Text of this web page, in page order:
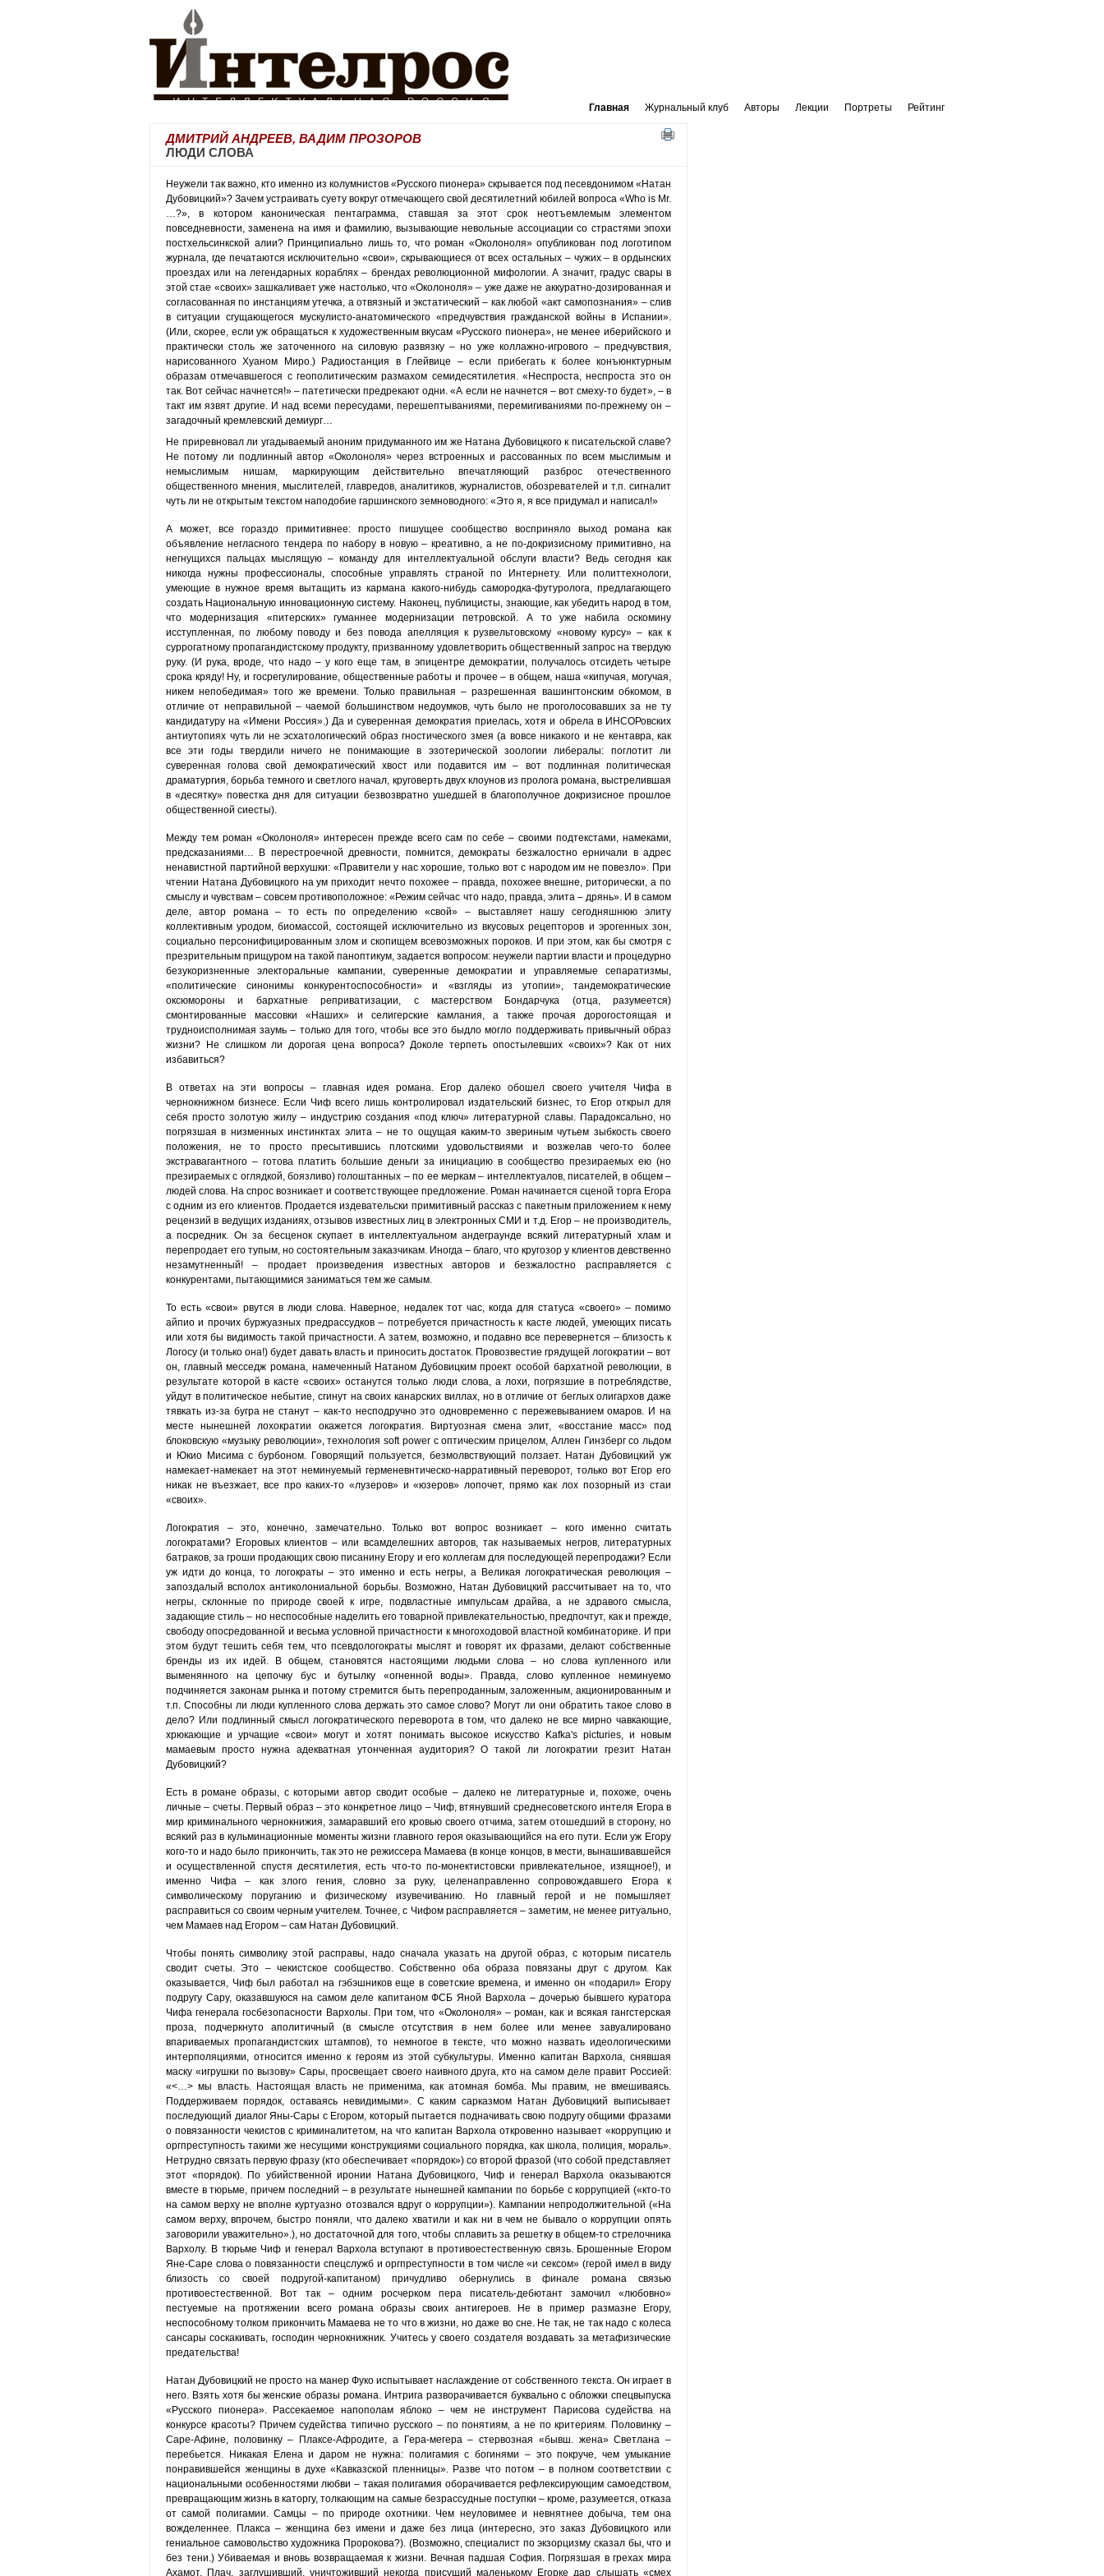
Главная Журнальный клуб Авторы Лекции Портреты Рейтинг
ДМИТРИЙ АНДРЕЕВ, ВАДИМ ПРОЗОРОВ
ЛЮДИ СЛОВА
Неужели так важно, кто именно из колумнистов «Русского пионера» скрывается под песевдонимом «Натан
Дубовицкий»? Зачем устраивать суету вокруг отмечающего свой десятилетний юбилей вопроса «Who is Mr.
…?», в котором каноническая пентаграмма, ставшая за этот срок неотъемлемым элементом
повседневности, заменена на имя и фамилию, вызывающие невольные ассоциации со страстями эпохи
постхельсинкской алии? Принципиально лишь то, что роман «Околоноля» опубликован под логотипом
журнала, где печатаются исключительно «свои», скрывающиеся от всех остальных – чужих – в ордынских
проездах или на легендарных кораблях – брендах революционной мифологии. А значит, градус свары в
этой стае «своих» зашкаливает уже настолько, что «Околоноля» – уже даже не аккуратно-дозированная и
согласованная по инстанциям утечка, а отвязный и экстатический – как любой «акт самопознания» – слив
в ситуации сгущающегося мускулисто-анатомического «предчувствия гражданской войны в Испании».
(Или, скорее, если уж обращаться к художественным вкусам «Русского пионера», не менее иберийского и
практически столь же заточенного на силовую развязку – но уже коллажно-игрового – предчувствия,
нарисованного Хуаном Миро.) Радиостанция в Глейвице – если прибегать к более конъюнктурным
образам отмечавшегося с геополитическим размахом семидесятилетия. «Неспроста, неспроста это он
так. Вот сейчас начнется!» – патетически предрекают одни. «А если не начнется – вот смеху-то будет», – в
такт им язвят другие. И над всеми пересудами, перешептываниями, перемигиваниями по-прежнему он –
загадочный кремлевский демиург…
Не приревновал ли угадываемый аноним придуманного им же Натана Дубовицкого к писательской славе?
Не потому ли подлинный автор «Околоноля» через встроенных и рассованных по всем мыслимым и
немыслимым нишам, маркирующим действительно впечатляющий разброс отечественного
общественного мнения, мыслителей, главредов, аналитиков, журналистов, обозревателей и т.п. сигналит
чуть ли не открытым текстом наподобие гаршинского земноводного: «Это я, я все придумал и написал!»
А может, все гораздо примитивнее: просто пишущее сообщество восприняло выход романа как
объявление негласного тендера по набору в новую – креативно, а не по-докризисному примитивно, на
негнущихся пальцах мыслящую – команду для интеллектуальной обслуги власти? Ведь сегодня как
никогда нужны профессионалы, способные управлять страной по Интернету. Или политтехнологи,
умеющие в нужное время вытащить из кармана какого-нибудь самородка-футуролога, предлагающего
создать Национальную инновационную систему. Наконец, публицисты, знающие, как убедить народ в том,
что модернизация «питерских» гуманнее модернизации петровской. А то уже набила оскомину
исступленная, по любому поводу и без повода апелляция к рузвельтовскому «новому курсу» – как к
суррогатному пропагандистскому продукту, призванному удовлетворить общественный запрос на твердую
руку. (И рука, вроде, что надо – у кого еще там, в эпицентре демократии, получалось отсидеть четыре
срока кряду! Ну, и госрегулирование, общественные работы и прочее – в общем, наша «кипучая, могучая,
никем непобедимая» того же времени. Только правильная – разрешенная вашингтонским обкомом, в
отличие от неправильной – чаемой большинством недоумков, чуть было не проголосовавших за не ту
кандидатуру на «Имени Россия».) Да и суверенная демократия приелась, хотя и обрела в ИНСОРовских
антиутопиях чуть ли не эсхатологический образ гностического змея (а вовсе никакого и не кентавра, как
все эти годы твердили ничего не понимающие в эзотерической зоологии либералы: поглотит ли
суверенная голова свой демократический хвост или подавится им – вот подлинная политическая
драматургия, борьба темного и светлого начал, круговерть двух клоунов из пролога романа, выстрелившая
в «десятку» повестка дня для ситуации безвозвратно ушедшей в благополучное докризисное прошлое
общественной сиесты).
Между тем роман «Околоноля» интересен прежде всего сам по себе – своими подтекстами, намеками,
предсказаниями… В перестроечной древности, помнится, демократы безжалостно ерничали в адрес
ненавистной партийной верхушки: «Правители у нас хорошие, только вот с народом им не повезло». При
чтении Натана Дубовицкого на ум приходит нечто похожее – правда, похожее внешне, риторически, а по
смыслу и чувствам – совсем противоположное: «Режим сейчас что надо, правда, элита – дрянь». И в самом
деле, автор романа – то есть по определению «свой» – выставляет нашу сегодняшнюю элиту
коллективным уродом, биомассой, состоящей исключительно из вкусовых рецепторов и эрогенных зон,
социально персонифицированным злом и скопищем всевозможных пороков. И при этом, как бы смотря с
презрительным прищуром на такой паноптикум, задается вопросом: неужели партии власти и процедурно
безукоризненные электоральные кампании, суверенные демократии и управляемые сепаратизмы,
«политические синонимы конкурентоспособности» и «взгляды из утопии», тандемократические
оксюмороны и бархатные реприватизации, с мастерством Бондарчука (отца, разумеется)
смонтированные массовки «Наших» и селигерские камлания, а также прочая дорогостоящая и
трудноисполнимая заумь – только для того, чтобы все это быдло могло поддерживать привычный образ
жизни? Не слишком ли дорогая цена вопроса? Доколе терпеть опостылевших «своих»? Как от них
избавиться?
В ответах на эти вопросы – главная идея романа. Егор далеко обошел своего учителя Чифа в
чернокнижном бизнесе. Если Чиф всего лишь контролировал издательский бизнес, то Егор открыл для
себя просто золотую жилу – индустрию создания «под ключ» литературной славы. Парадоксально, но
погрязшая в низменных инстинктах элита – не то ощущая каким-то звериным чутьем зыбкость своего
положения, не то просто пресытившись плотскими удовольствиями и возжелав чего-то более
экстравагантного – готова платить большие деньги за инициацию в сообщество презираемых ею (но
презираемых с оглядкой, боязливо) голоштанных – по ее меркам – интеллектуалов, писателей, в общем –
людей слова. На спрос возникает и соответствующее предложение. Роман начинается сценой торга Егора
с одним из его клиентов. Продается издевательски примитивный рассказ с пакетным приложением к нему
рецензий в ведущих изданиях, отзывов известных лиц в электронных СМИ и т.д. Егор – не производитель,
а посредник. Он за бесценок скупает в интеллектуальном андеграунде всякий литературный хлам и
перепродает его тупым, но состоятельным заказчикам. Иногда – благо, что кругозор у клиентов девственно
незамутненный! – продает произведения известных авторов и безжалостно расправляется с
конкурентами, пытающимися заниматься тем же самым.
То есть «свои» рвутся в люди слова. Наверное, недалек тот час, когда для статуса «своего» – помимо
айпио и прочих буржуазных предрассудков – потребуется причастность к касте людей, умеющих писать
или хотя бы видимость такой причастности. А затем, возможно, и подавно все перевернется – близость к
Логосу (и только она!) будет давать власть и приносить достаток. Провозвестие грядущей логократии – вот
он, главный месседж романа, намеченный Натаном Дубовицким проект особой бархатной революции, в
результате которой в касте «своих» останутся только люди слова, а лохи, погрязшие в потреблядстве,
уйдут в политическое небытие, сгинут на своих канарских виллах, но в отличие от беглых олигархов даже
тявкать из-за бугра не станут – как-то несподручно это одновременно с пережевыванием омаров. И на
месте нынешней лохократии окажется логократия. Виртуозная смена элит, «восстание масс» под
блоковскую «музыку революции», технология soft power с оптическим прицелом, Аллен Гинзберг со льдом
и Юкио Мисима с бурбоном. Говорящий пользуется, безмолвствующий ползает. Натан Дубовицкий уж
намекает-намекает на этот неминуемый герменевнтическо-нарративный переворот, только вот Егор его
никак не въезжает, все про каких-то «лузеров» и «юзеров» лопочет, прямо как лох позорный из стаи
«своих».
Логократия – это, конечно, замечательно. Только вот вопрос возникает – кого именно считать
логократами? Егоровых клиентов – или всамделешних авторов, так называемых негров, литературных
батраков, за гроши продающих свою писанину Егору и его коллегам для последующей перепродажи? Если
уж идти до конца, то логократы – это именно и есть негры, а Великая логократическая революция –
запоздалый всполох антиколониальной борьбы. Возможно, Натан Дубовицкий рассчитывает на то, что
негры, склонные по природе своей к игре, подвластные импульсам драйва, а не здравого смысла,
задающие стиль – но неспособные наделить его товарной привлекательностью, предпочтут, как и прежде,
свободу опосредованной и весьма условной причастности к многоходовой властной комбинаторике. И при
этом будут тешить себя тем, что псевдологократы мыслят и говорят их фразами, делают собственные
бренды из их идей. В общем, становятся настоящими людьми слова – но слова купленного или
выменянного на цепочку бус и бутылку «огненной воды». Правда, слово купленное неминуемо
подчиняется законам рынка и потому стремится быть перепроданным, заложенным, акционированным и
т.п. Способны ли люди купленного слова держать это самое слово? Могут ли они обратить такое слово в
дело? Или подлинный смысл логократического переворота в том, что далеко не все мирно чавкающие,
хрюкающие и урчащие «свои» могут и хотят понимать высокое искусство Kafka's picturies, и новым
мамаевым просто нужна адекватная утонченная аудитория? О такой ли логократии грезит Натан
Дубовицкий?
Есть в романе образы, с которыми автор сводит особые – далеко не литературные и, похоже, очень
личные – счеты. Первый образ – это конкретное лицо – Чиф, втянувший среднесоветского интеля Егора в
мир криминального чернокнижия, замаравший его кровью своего отчима, затем отошедший в сторону, но
всякий раз в кульминационные моменты жизни главного героя оказывающийся на его пути. Если уж Егору
кого-то и надо было прикончить, так это не режиссера Мамаева (в конце концов, в мести, вынашивавшейся
и осуществленной спустя десятилетия, есть что-то по-монектистовски привлекательное, изящное!), и
именно Чифа – как злого гения, словно за руку, целенаправленно сопровождавшего Егора к
символическому поруганию и физическому изувечиванию. Но главный герой и не помышляет
расправиться со своим черным учителем. Точнее, с Чифом расправляется – заметим, не менее ритуально,
чем Мамаев над Егором – сам Натан Дубовицкий.
Чтобы понять символику этой расправы, надо сначала указать на другой образ, с которым писатель
сводит счеты. Это – чекистское сообщество. Собственно оба образа повязаны друг с другом. Как
оказывается, Чиф был работал на гэбэшников еще в советские времена, и именно он «подарил» Егору
подругу Сару, оказавшуюся на самом деле капитаном ФСБ Яной Вархола – дочерью бывшего куратора
Чифа генерала госбезопасности Вархолы. При том, что «Околоноля» – роман, как и всякая гангстерская
проза, подчеркнуто аполитичный (в смысле отсутствия в нем более или менее завуалировано
впариваемых пропагандистских штампов), то немногое в тексте, что можно назвать идеологическими
интерполяциями, относится именно к героям из этой субкультуры. Именно капитан Вархола, снявшая
маску «игрушки по вызову» Сары, просвещает своего наивного друга, кто на самом деле правит Россией:
«<…> мы власть. Настоящая власть не применима, как атомная бомба. Мы правим, не вмешиваясь.
Поддерживаем порядок, оставаясь невидимыми». С каким сарказмом Натан Дубовицкий выписывает
последующий диалог Яны-Сары с Егором, который пытается подначивать свою подругу общими фразами
о повязанности чекистов с криминалитетом, на что капитан Вархола откровенно называет «коррупцию и
оргпреступность такими же несущими конструкциями социального порядка, как школа, полиция, мораль».
Нетрудно связать первую фразу (кто обеспечивает «порядок») со второй фразой (что собой представляет
этот «порядок). По убийственной иронии Натана Дубовицкого, Чиф и генерал Вархола оказываются
вместе в тюрьме, причем последний – в результате нынешней кампании по борьбе с коррупцией («кто-то
на самом верху не вполне куртуазно отозвался вдруг о коррупции»). Кампании непродолжительной («На
самом верху, впрочем, быстро поняли, что далеко хватили и как ни в чем не бывало о коррупции опять
заговорили уважительно».), но достаточной для того, чтобы сплавить за решетку в общем-то стрелочника
Вархолу. В тюрьме Чиф и генерал Вархола вступают в противоестественную связь. Брошенные Егором
Яне-Саре слова о повязанности спецслужб и оргпреступности в том числе «и сексом» (герой имел в виду
близость со своей подругой-капитаном) причудливо обернулись в финале романа связью
противоестественной. Вот так – одним росчерком пера писатель-дебютант замочил «любовно»
пестуемые на протяжении всего романа образы своих антигероев. Не в пример размазне Егору,
неспособному толком прикончить Мамаева не то что в жизни, но даже во сне. Не так, не так надо с колеса
сансары соскакивать, господин чернокнижник. Учитесь у своего создателя воздавать за метафизические
предательства!
Натан Дубовицкий не просто на манер Фуко испытывает наслаждение от собственного текста. Он играет в
него. Взять хотя бы женские образы романа. Интрига разворачивается буквально с обложки спецвыпуска
«Русского пионера». Рассекаемое напополам яблоко – чем не инструмент Парисова судейства на
конкурсе красоты? Причем судейства типично русского – по понятиям, а не по критериям. Половинку –
Саре-Афине, половинку – Плаксе-Афродите, а Гера-мегера – стервозная «бывш. жена» Светлана –
перебьется. Никакая Елена и даром не нужна: полигамия с богинями – это покруче, чем умыкание
понравившейся женщины в духе «Кавказской пленницы». Разве что потом – в полном соответствии с
национальными особенностями любви – такая полигамия оборачивается рефлексирующим самоедством,
превращающим жизнь в каторгу, толкающим на самые безрассудные поступки – кроме, разумеется, отказа
от самой полигамии. Самцы – по природе охотники. Чем неуловимее и невнятнее добыча, тем она
вожделеннее. Плакса – женщина без имени и даже без лица (интересно, это заказ Дубовицкого или
гениальное самовольство художника Пророкова?). (Возможно, специалист по экзорцизму сказал бы, что и
без тени.) Убиваемая и вновь возвращаемая к жизни. Вечная падшая София. Погрязшая в грехах мира
Ахамот. Плач, заглушивший, уничтоживший некогда присущий маленькому Егорке дар слышать «смех